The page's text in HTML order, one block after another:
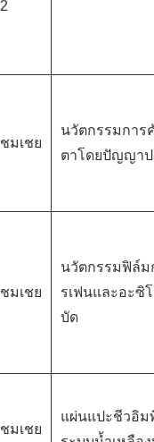
2
ชมเชย
นวัตกรรมการ
ตาโดยปัญญาป
ชมเชย
นวัตกรรมฟิล์ม
รเฟนและอะซิ
บัด
ชมเชย
แผ่นแปะชีวอิม